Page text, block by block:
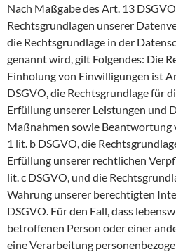
Nach Maßgabe des Art. 13
Rechtsgrundlagen unserer
die Rechtsgrundlage in der
genannt wird, gilt Folgendes: Die
Einholung von Einwilligungen ist
DSGVO, die Rechtsgrundlage für
Erfüllung unserer Leistungen und
Maßnahmen sowie Beantwortung
1 lit. b DSGVO, die
Erfüllung unserer rechtlichen
lit. c DSGVO, und die
Wahrung unserer berechtigten
DSGVO. Für den Fall, dass
betroffenen Person oder einer
eine Verarbeitung